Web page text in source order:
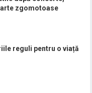
zgomotoase
reguli pentru o viață